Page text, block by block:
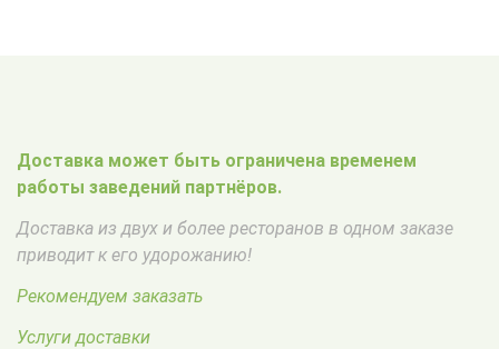
Доставка может быть ограничена временем
работы заведений партнёров.
Доставка из двух и более ресторанов в одном заказе
приводит к его удорожанию!
Рекомендуем заказать
Услуги доставки